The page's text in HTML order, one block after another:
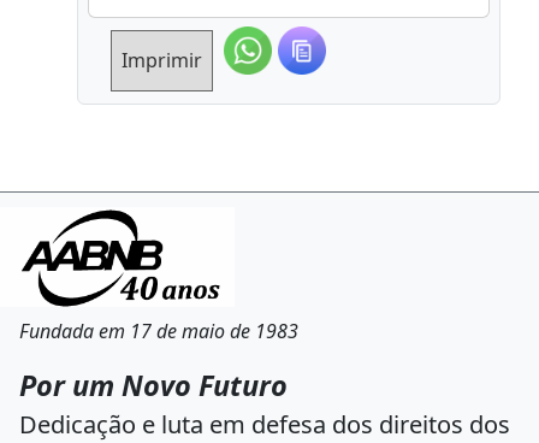
Imprimir
Fundada em 17 de maio de 1983
Por um Novo Futuro
Dedicação e luta em defesa dos direitos dos